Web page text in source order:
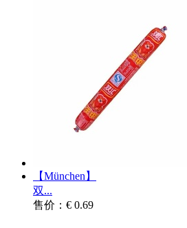
【München】
双...
售价：€ 0.69